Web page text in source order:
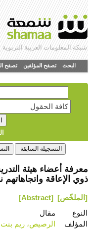
شبكة المعلومات العربية التربوية
البحث تصفح المؤلفين تصفح
معرفة أعضاء هيئة
ذوي الإعاقة واتجاهاتهم
[الملخّص] [Abstract]
النوع
مقال
المؤلف
الرصيص، ريم